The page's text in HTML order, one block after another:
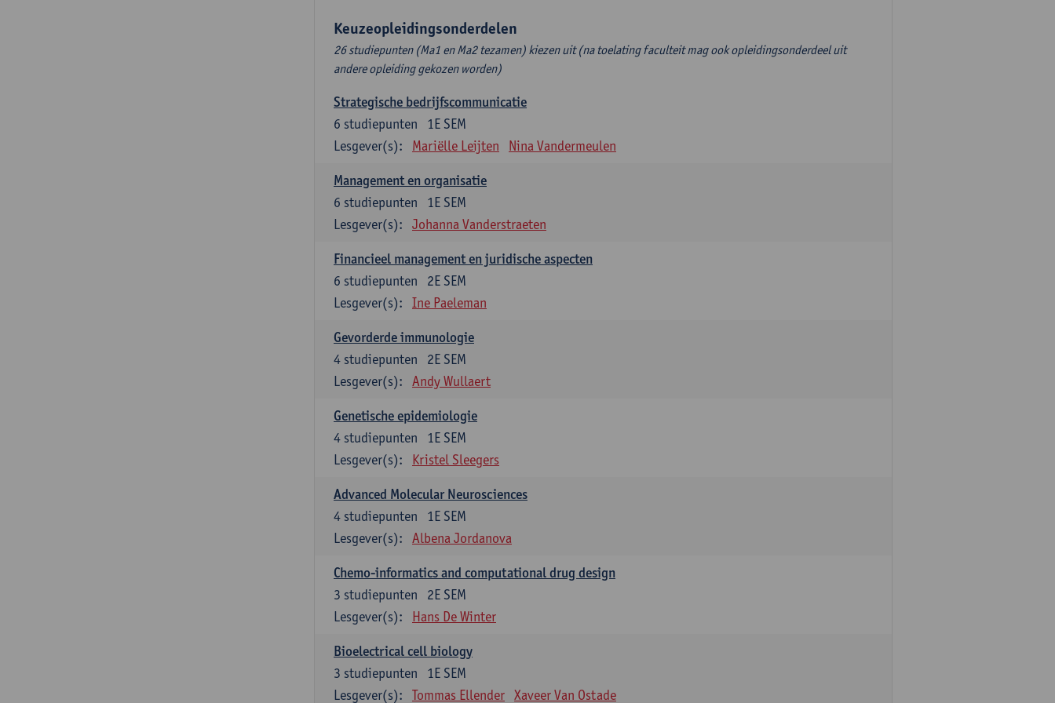
Keuzeopleidingsonderdelen
26 studiepunten (Ma1 en Ma2 tezamen) kiezen uit (na toelating faculteit mag ook opleidingsonderdeel uit
andere opleiding gekozen worden)
Strategische bedrijfscommunicatie
1E SEM
6 studiepunten
Lesgever(s):
Mariëlle Leijten Nina Vandermeulen
Management en organisatie
1E SEM
6 studiepunten
Lesgever(s):
Johanna Vanderstraeten
Financieel management en juridische aspecten
2E SEM
6 studiepunten
Lesgever(s):
Ine Paeleman
Gevorderde immunologie
2E SEM
4 studiepunten
Lesgever(s):
Andy Wullaert
Genetische epidemiologie
1E SEM
4 studiepunten
Lesgever(s):
Kristel Sleegers
Advanced Molecular Neurosciences
1E SEM
4 studiepunten
Lesgever(s):
Albena Jordanova
Chemo-informatics and computational drug design
2E SEM
3 studiepunten
Lesgever(s):
Hans De Winter
Bioelectrical cell biology
1E SEM
3 studiepunten
Lesgever(s):
Tommas Ellender Xaveer Van Ostade